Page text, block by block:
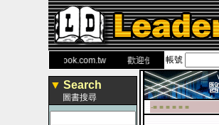
www.leaderbook.com.tw歡迎使用 國民旅遊卡！！
帳號
▼ Search
圖書搜尋
-■ ■ ■ ■ ■ ■